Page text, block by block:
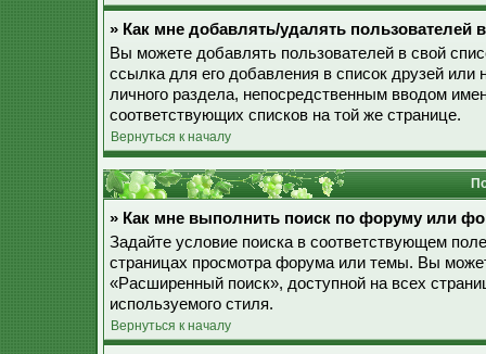
» Как мне добавлять/удалять пользователей
Вы можете добавлять пользователей в свой
ссылка для его добавления в список друзей или
личного раздела, непосредственным вводом
соответствующих списков на той же странице.
Вернуться к началу
» Как мне выполнить поиск по форуму или
Задайте условие поиска в соответствующем
страницах просмотра форума или темы. Вы
«Расширенный поиск», доступной на всех
используемого стиля.
Вернуться к началу